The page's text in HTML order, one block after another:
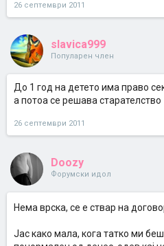
26 септември 2011
slavica999
Популарен член
До 1 год на детето има право
а потоа се решава старателство
26 септември 2011
Doozy
Форумски идол
Нема врска, се е ствар на
Јас како мала, кога татко ми